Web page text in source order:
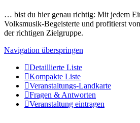
… bist du hier genau richtig: Mit jedem
Volksmusik-Begeisterte und profitierst
der richtigen Zielgruppe.
Navigation überspringen
Detaillierte Liste
Kompakte Liste
Veranstaltungs-Landkarte
Fragen & Antworten
Veranstaltung eintragen